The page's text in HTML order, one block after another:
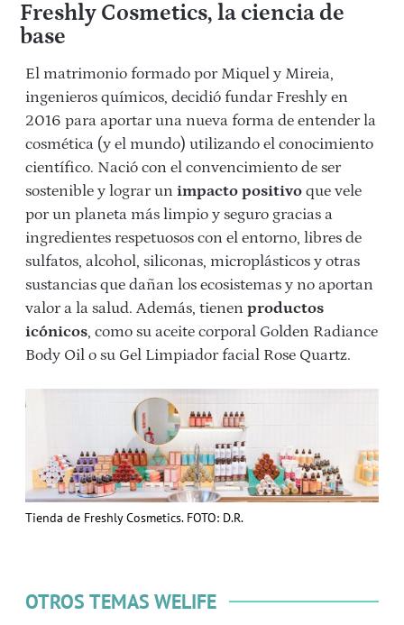
Freshly Cosmetics, la ciencia de
base
El matrimonio formado por Miquel y Mireia,
ingenieros químicos, decidió fundar Freshly en
2016 para aportar una nueva forma de entender la
cosmética (y el mundo) utilizando el conocimiento
científico. Nació con el convencimiento de ser
sostenible y lograr un impacto positivo que vele
por un planeta más limpio y seguro gracias a
ingredientes respetuosos con el entorno, libres de
sulfatos, alcohol, siliconas, microplásticos y otras
sustancias que dañan los ecosistemas y no aportan
valor a la salud. Además, tienen productos
icónicos, como su aceite corporal Golden Radiance
Body Oil o su Gel Limpiador facial Rose Quartz.
Tienda de Freshly Cosmetics. FOTO: D.R.
OTROS TEMAS WELIFE